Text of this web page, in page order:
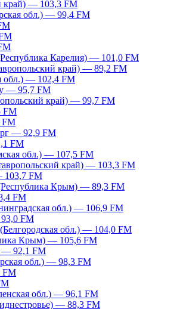
край) — 103,3 FM
обл.) — 99,4 FM
Карелия) — 101,0 FM
край) — 89,2 FM
обл.) — 102,4 FM
— 95,7 FM
край) — 99,7 FM
FM
FM
— 92,9 FM
FM
обл.) — 107,5 FM
край) — 103,3 FM
103,7 FM
Крым) — 89,3 FM
FM
обл.) — 106,9 FM
FM
обл.) — 104,0 FM
Крым) — 105,6 FM
— 92,1 FM
обл.) — 98,3 FM
FM
обл.) — 96,1 FM
— 88,3 FM